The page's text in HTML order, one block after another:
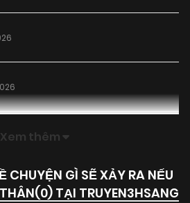
Xem thêm
CHUYỆN GÌ SẼ XẢY RA NẾU
0) TẠI TRUYEN3HSANG